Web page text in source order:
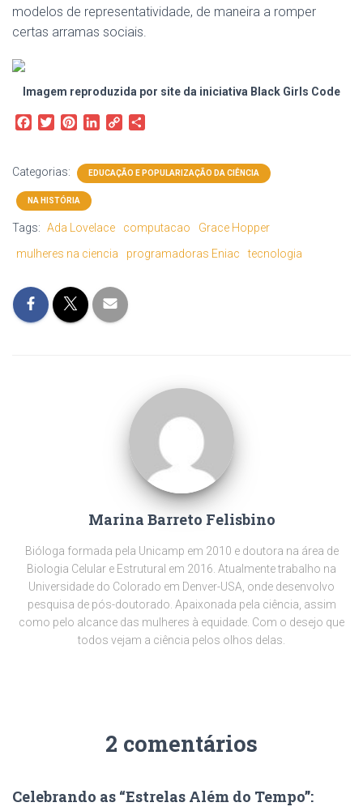
modelos de representatividade, de maneira a romper
certas arramas sociais.
Imagem reproduzida por site da iniciativa Black Girls Code
e
o
k
t
e
t
e
r
s
t
k
e
n
y
L
k
r
e
Categorias: EDUCAÇÃO E POPULARIZAÇÃO DA CIÊNCIA
NA HISTÓRIA
Tags: Ada Lovelace computacao
Grace Hopper
mulheres na ciencia
programadoras Eniac tecnologia
Marina Barreto Felisbino
Bióloga formada pela Unicamp em 2010 e doutora na área de
Biologia Celular e Estrutural em 2016. Atualmente trabalho na
Universidade do Colorado em Denver-USA, onde desenvolvo
pesquisa de pós-doutorado. Apaixonada pela ciência, assim
como pelo alcance das mulheres à equidade. Com o desejo que
todos vejam a ciência pelos olhos delas.
2 comentários
Celebrando as “Estrelas Além do Tempo”: